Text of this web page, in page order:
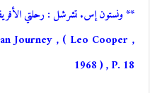
** ونستون إس. تشرشل : رحلتي الأفريقيّة ، ( ليو
Journey , ( Leo Cooper ,
1968 ) , P. 18